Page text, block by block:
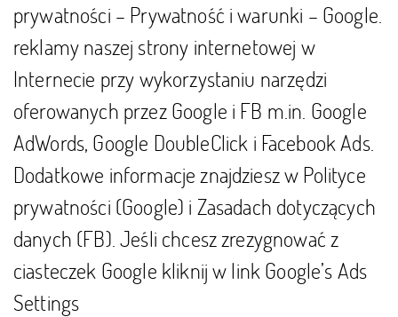
prywatności – Prywatność i warunki – Google
reklamy naszej strony internetowej w
Internecie przy wykorzystaniu narzędzi
oferowanych przez Google i FB m.in. Google
AdWords, Google DoubleClick i Facebook Ads.
Dodatkowe informacje znajdziesz wPolityce
prywatności (Google) i Zasadach dotyczących
danych (FB). Jeśli chcesz zrezygnować z
ciasteczek Google kliknij w link Google’s Ads
Settings